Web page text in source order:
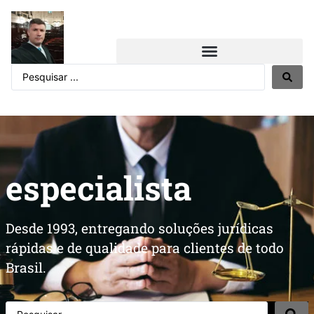
especialista
Desde 1993, entregando soluções jurídicas
rápidas e de qualidade para clientes de todo
Brasil.